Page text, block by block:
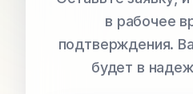
в рабочее
подтверждения.
будет в